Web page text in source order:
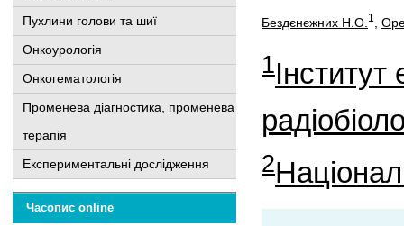
Пухлини голови та шиї
Онкоурологія
Онкогематологія
Променева діагностика, променева
терапія
Експериментальні дослідження
Часопис online
Бездєнєжних Н.О. 1
1Інститут
2